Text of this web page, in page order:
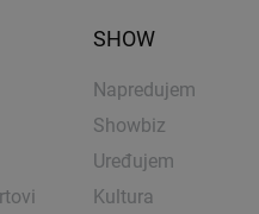
SHOW
Napredujem
Showbiz
Uređujem
Kultura